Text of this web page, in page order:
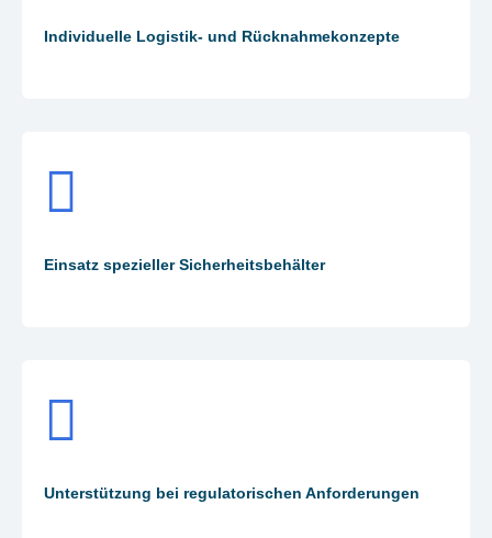
Individuelle Logistik- und Rücknahmekonzepte
Einsatz spezieller Sicherheitsbehälter
Unterstützung bei regulatorischen Anforderungen